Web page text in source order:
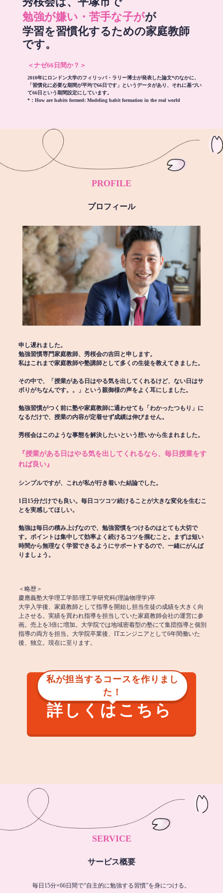
勉強が嫌い・苦手な子がが
学習を習慣化するための家庭教師
です。
＜ナゼ66日間か？＞
2010年にロンドン大学のフィリッパ・ラリー博士が発表した論文*のなかに、
「習慣化に必要な期間が平均で66日です」というデータがあり、それに基づい
て66日という期間設定にしています。
*： How are habits formed: Modeling habit formation in the real world
PROFILE
プロフィール
申し遅れました。
勉強習慣専門家庭教師、秀桜会の吉田と申します。
私はこれまで家庭教師や塾講師として多くの生徒を教えてきました。
その中で、「授業がある日はやる気を出してくれるけど、ない日はサ
ボりがちなんです。。」という親御様の声をよく耳にしました。
勉強習慣がつく前に塾や家庭教師に通わせても「わかったつもり」に
なるだけで、授業の内容が定着せず成績は伸びません。
秀桜会はこのような事態を解決したいという想いから生まれました。
『授業がある日はやる気を出してくれるなら、毎日授業をす
れば良い』
シンプルですが、これが私が行き着いた結論でした。
1日15分だけでも良い。毎日コツコツ続けることが大きな変化を生むこ
とを実感してほしい。
勉強は毎日の積み上げなので、勉強習慣をつけるのはとても大切で
す。ポイントは集中して効率よく続けるコツを掴むこと。まずは短い
時間から無理なく学習できるようにサポートするので、一緒にがんば
りましょう。
＜略歴＞
慶應義塾大学理工学部/理工学研究科(理論物理学)卒
大学入学後、家庭教師として指導を開始し担当生徒の成績を大きく向
上させる。実績を買われ指導を担当していた家庭教師会社の運営に参
画。売上を3倍に増加。大学院では地域密着型の塾にて集団指導と個別
指導の両方を担当。大学院卒業後、ITエンジニアとして6年間働いた
後、独立。現在に至ります。
私が担当するコースを作りまし
た！
詳しくはこちら
SERVICE
サービス概要
毎日15分×66日間で“自主的に勉強する習慣”を身につける。